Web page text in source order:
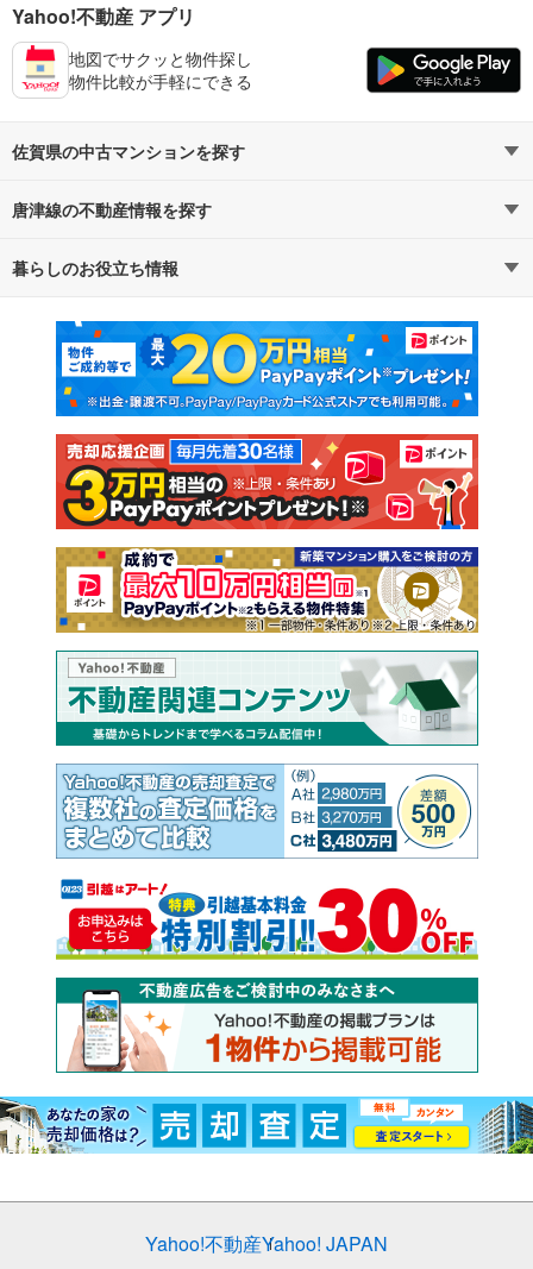
Yahoo!不動産 アプリ
地図でサクッと物件探し
物件比較が手軽にできる
佐賀県の中古マンションを探す
路線・駅から探す
通勤・通学時間から探す
唐津線の不動産情報を探す
不動産・住宅
新築マンション 中古マンション
新築一戸建て 中古一戸建て
注文住宅 土地
売却査定
暮らしのお役立ち情報
マンションカタログ 教えて！住まいの先生
Yahoo!不動産Yahoo! JAPAN